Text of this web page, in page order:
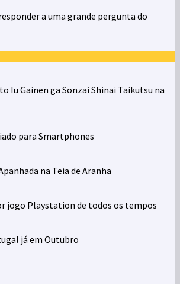
a uma grande pergunta do
Iu Gainen ga Sonzai Shinai Taikutsu na
para Smartphones
na Teia de Aranha
jogo Playstation de todos os tempos
já em Outubro